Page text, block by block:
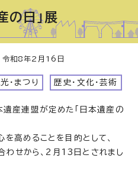
の日」展
和8年2月16日
・まつり 歴史・文化・芸術
産連盟が定めた「日本遺産の
を高めることを目的として、
わせから、2月13日とされまし